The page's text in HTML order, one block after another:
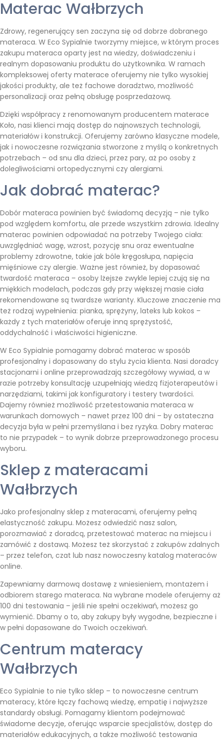
Materac Wałbrzych
Zdrowy, regenerujący sen zaczyna się od dobrze dobranego
materaca. W Eco Sypialnie tworzymy miejsce, w którym proces
zakupu materaca oparty jest na wiedzy, doświadczeniu i
realnym dopasowaniu produktu do użytkownika. W ramach
kompleksowej oferty materace oferujemy nie tylko wysokiej
jakości produkty, ale też fachowe doradztwo, możliwość
personalizacji oraz pełną obsługę posprzedażową.
Dzięki współpracy z renomowanym producentem materace
Koło, nasi klienci mają dostęp do najnowszych technologii,
materiałów i konstrukcji. Oferujemy zarówno klasyczne modele,
jak i nowoczesne rozwiązania stworzone z myślą o konkretnych
potrzebach – od snu dla dzieci, przez pary, aż po osoby z
dolegliwościami ortopedycznymi czy alergiami.
Jak dobrać materac?
Dobór materaca powinien być świadomą decyzją – nie tylko
pod względem komfortu, ale przede wszystkim zdrowia. Idealny
materac powinien odpowiadać na potrzeby Twojego ciała:
uwzględniać wagę, wzrost, pozycję snu oraz ewentualne
problemy zdrowotne, takie jak bóle kręgosłupa, napięcia
mięśniowe czy alergie. Ważne jest również, by dopasować
twardość materaca – osoby lżejsze zwykle lepiej czują się na
miękkich modelach, podczas gdy przy większej masie ciała
rekomendowane są twardsze warianty. Kluczowe znaczenie ma
też rodzaj wypełnienia: pianka, sprężyny, lateks lub kokos –
każdy z tych materiałów oferuje inną sprężystość,
oddychalność i właściwości higieniczne.
W Eco Sypialnie pomagamy dobrać materac w sposób
profesjonalny i dopasowany do stylu życia klienta. Nasi doradcy
stacjonarni i online przeprowadzają szczegółowy wywiad, a w
razie potrzeby konsultację uzupełniają wiedzą fizjoterapeutów i
narzędziami, takimi jak konfiguratory i testery twardości.
Dajemy również możliwość przetestowania materaca w
warunkach domowych – nawet przez 100 dni – by ostateczna
decyzja była w pełni przemyślana i bez ryzyka. Dobry materac
to nie przypadek – to wynik dobrze przeprowadzonego procesu
wyboru.
Sklep z materacami
Wałbrzych
Jako profesjonalny sklep z materacami, oferujemy pełną
elastyczność zakupu. Możesz odwiedzić nasz salon,
porozmawiać z doradcą, przetestować materac na miejscu i
zamówić z dostawą. Możesz też skorzystać z zakupów zdalnych
– przez telefon, czat lub nasz nowoczesny katalog materaców
online.
Zapewniamy darmową dostawę z wniesieniem, montażem i
odbiorem starego materaca. Na wybrane modele oferujemy aż
100 dni testowania – jeśli nie spełni oczekiwań, możesz go
wymienić. Dbamy o to, aby zakupy były wygodne, bezpieczne i
w pełni dopasowane do Twoich oczekiwań.
Centrum materacy
Wałbrzych
Eco Sypialnie to nie tylko sklep – to nowoczesne centrum
materacy, które łączy fachową wiedzę, empatię i najwyższe
standardy obsługi. Pomagamy klientom podejmować
świadome decyzje, oferując wsparcie specjalistów, dostęp do
materiałów edukacyjnych, a także możliwość testowania